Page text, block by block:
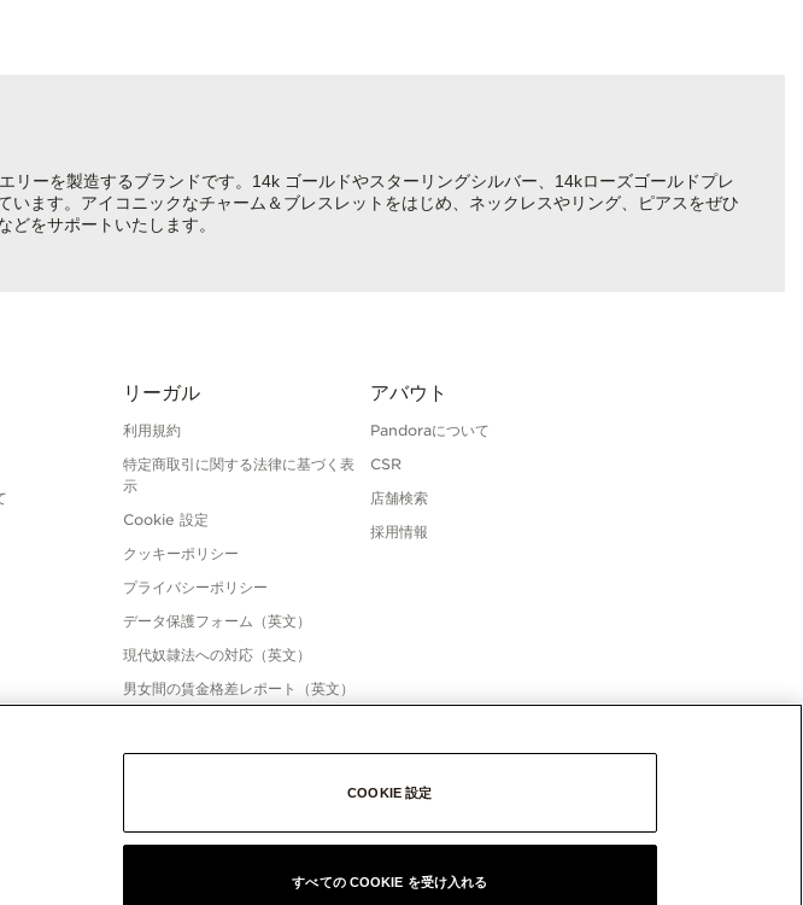
ーを製造するブランドです。14k ゴールドやスターリングシルバー、14kローズゴールドプレ
ます。アイコニックなチャーム＆ブレスレットをはじめ、ネックレスやリング、ピアスをぜひ
をサポートいたします。
リーガル
利用規約
特定商取引に関する法律に基づく表
示
Cookie 設定
クッキーポリシー
プライバシーポリシー
データ保護フォーム（英文）
現代奴隷法への対応（英文）
男女間の賃金格差レポート（英文）
アバウト
Pandoraについて
CSR
店舗検索
採用情報
COOKIE 設定
すべての COOKIE を受け入れる